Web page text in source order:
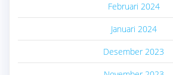
Februari 2024
Januari 2024
Desember 2023